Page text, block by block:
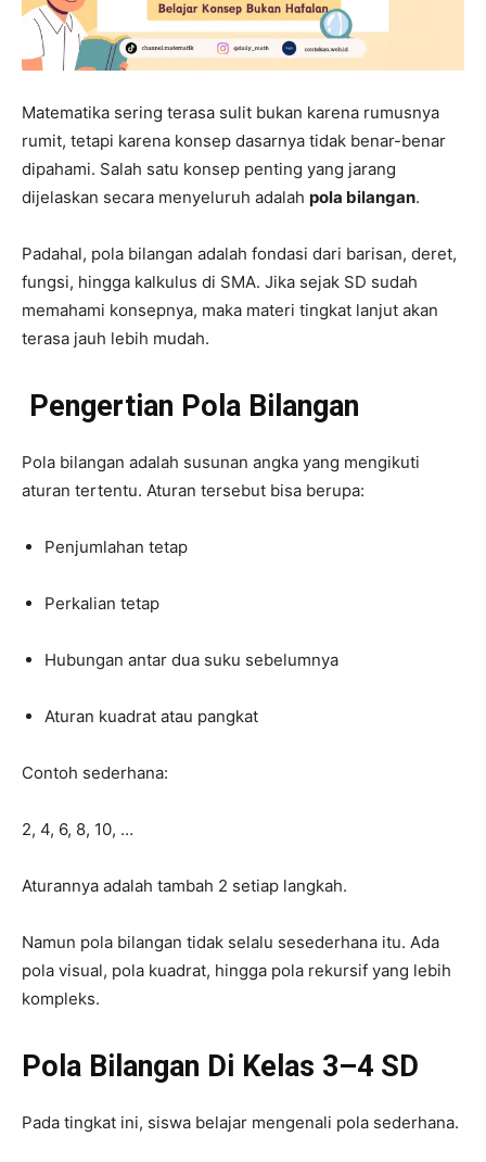
Matematika sering terasa sulit bukan karena rumusnya
rumit, tetapi karena konsep dasarnya tidak benar-benar
dipahami. Salah satu konsep penting yang jarang
dijelaskan secara menyeluruh adalah pola bilangan.
Padahal, pola bilangan adalah fondasi dari barisan, deret,
fungsi, hingga kalkulus di SMA. Jika sejak SD sudah
memahami konsepnya, maka materi tingkat lanjut akan
terasa jauh lebih mudah.
Pengertian Pola Bilangan
Pola bilangan adalah susunan angka yang mengikuti
aturan tertentu. Aturan tersebut bisa berupa:
Penjumlahan tetap
Perkalian tetap
Hubungan antar dua suku sebelumnya
Aturan kuadrat atau pangkat
Contoh sederhana:
2, 4, 6, 8, 10, …
Aturannya adalah tambah 2 setiap langkah.
Namun pola bilangan tidak selalu sesederhana itu. Ada
pola visual, pola kuadrat, hingga pola rekursif yang lebih
kompleks.
Pola Bilangan Di Kelas 3–4 SD
Pada tingkat ini, siswa belajar mengenali pola sederhana.